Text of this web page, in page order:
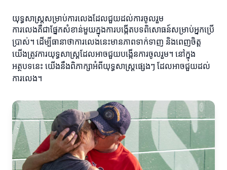
យុទ្ធសាស្រ្តសម្រាប់ការលេងដែលជួយដល់ការចូលរួម
ការលេងគឺជាផ្នែកសំខាន់មួយក្នុងការបង្កើតបទពិសោធន៍សម្រាប់អ្នកប្រើ
ប្រាស់។ ដើម្បីធានាថាការលេងនេះមានភាពទាក់ទាញ និងពេញចិត្ត
យើងត្រូវការយុទ្ធសាស្ត្រដែលអាចជួយបង្កើនការចូលរួម។ នៅក្នុង
អត្ថបទនេះ យើងនឹងពិភាក្សាអំពីយុទ្ធសាស្ត្រផ្សេងៗ ដែលអាចជួយដល់
ការលេង។